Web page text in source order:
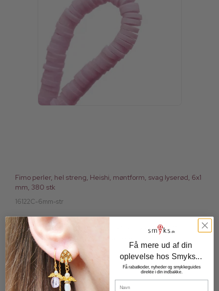
Fimo perler, hel streng, Heishi, møntform, svag lyserød, 6x1
mm, 380 stk
16122C-6mm-str
380 stk., Flade fimo perler, Heishi stil, lys lilla, diameter
6 mm, tykkelse ca. 1 mm, huldiameter 2 mm.
49,00 DKK
29,00 DKK
Få mere ud af din
oplevelse hos Smyks...
Få rabatkoder, nyheder og smykkeguides
direkte i din indbakke.
Navn